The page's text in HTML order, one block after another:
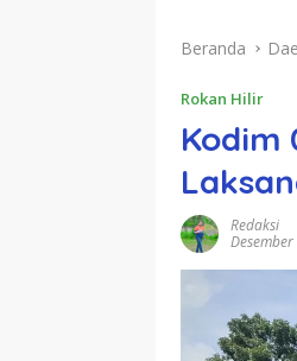
Beranda
Rokan Hilir
Kodim
Redaksi